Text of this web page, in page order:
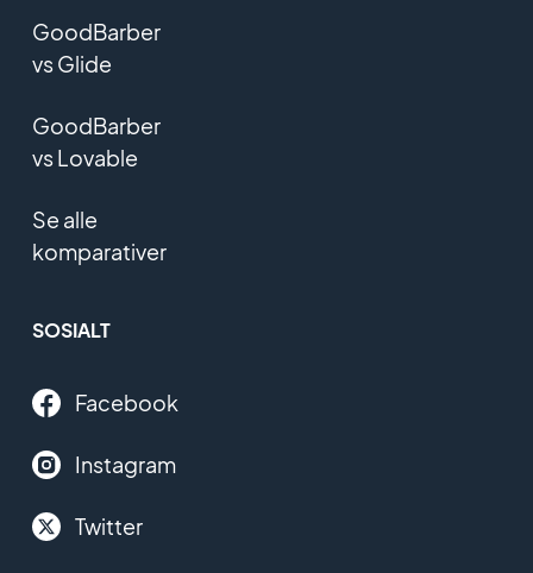
GoodBarber
vs Glide
GoodBarber
vs Lovable
Se alle
komparativer
SOSIALT
Facebook
Instagram
Twitter